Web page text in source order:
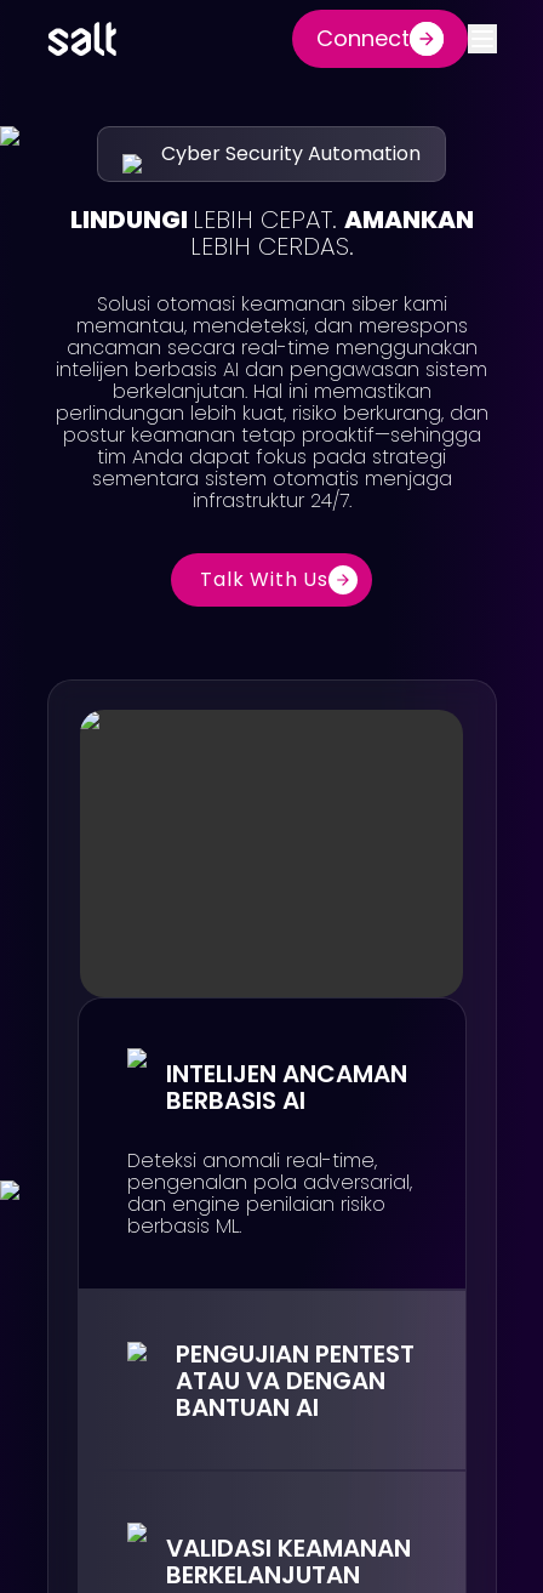
Connect
Cyber Security Automation
LINDUNGI LEBIH CEPAT. AMANKAN
LEBIH CERDAS.
Solusi otomasi keamanan siber kami
memantau, mendeteksi, dan merespons
ancaman secara real-time menggunakan
intelijen berbasis AI dan pengawasan sistem
berkelanjutan. Hal ini memastikan
perlindungan lebih kuat, risiko berkurang, dan
postur keamanan tetap proaktif—sehingga
tim Anda dapat fokus pada strategi
sementara sistem otomatis menjaga
infrastruktur 24/7.
Talk With Us
INTELIJEN ANCAMAN
BERBASIS AI
Deteksi anomali real-time,
pengenalan pola adversarial,
dan engine penilaian risiko
berbasis ML.
PENGUJIAN PENTEST
ATAU VA DENGAN
BANTUAN AI
dan intelijen patch otomatis.
VALIDASI KEAMANAN
BERKELANJUTAN